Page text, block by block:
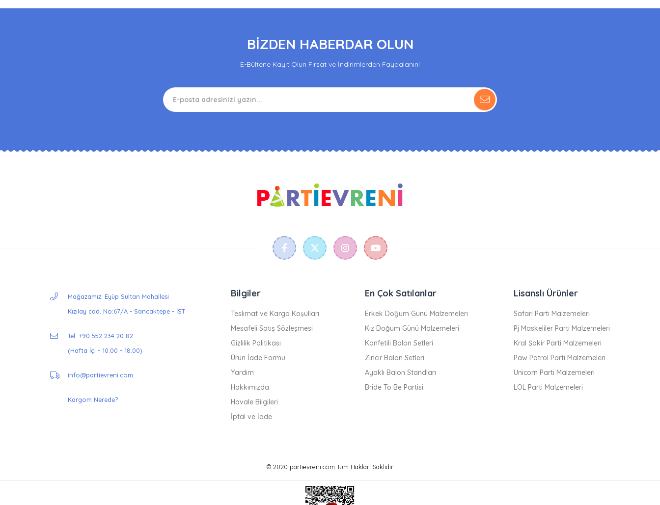
BİZDEN HABERDAR OLUN
E-Bültene Kayıt Olun Fırsat ve İndirimlerden Faydalanın!
Mağazamız: Eyüp Sultan Mahallesi
Kızılay cad. No:67/A - Sancaktepe - İST
Tel: +90 552 234 20 82
(Hafta İçi - 10.00 - 18.00)
info@partievreni.com
Kargom Nerede?
Bilgiler
Teslimat ve Kargo Koşulları
Mesafeli Satış Sözleşmesi
Gizlilik Politikası
Ürün İade Formu
Yardım
Hakkımızda
Havale Bilgileri
İptal ve İade
En Çok Satılanlar
Erkek Doğum Günü Malzemeleri
Kız Doğum Günü Malzemeleri
Konfetili Balon Setleri
Zincir Balon Setleri
Ayaklı Balon Standları
Bride To Be Partisi
Lisanslı Ürünler
Safari Parti Malzemeleri
Pj Maskeliler Parti Malzemeleri
Kral Şakir Parti Malzemeleri
Paw Patrol Parti Malzemeleri
Unicorn Parti Malzemeleri
LOL Parti Malzemeleri
© 2020 partievreni.com Tüm Hakları Saklıdır